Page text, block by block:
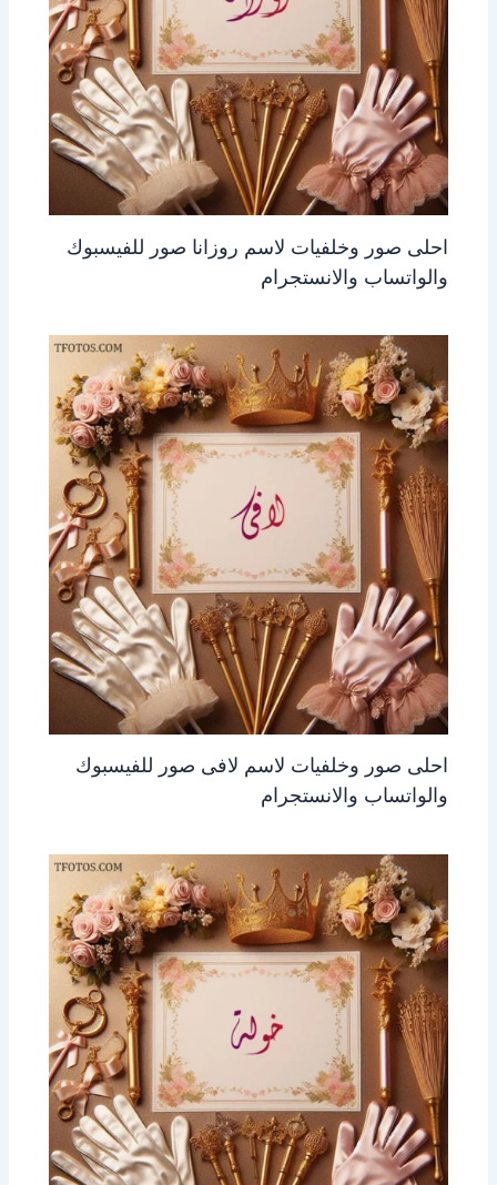
احلى صور وخلفيات لاسم روزانا صور للفيسبوك
والواتساب والانستجرام
احلى صور وخلفيات لاسم لافى صور للفيسبوك
والواتساب والانستجرام